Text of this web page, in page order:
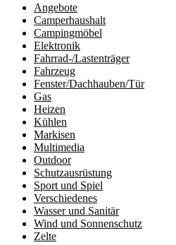
Angebote
Camperhaushalt
Campingmöbel
Elektronik
Fahrrad-/Lastenträger
Fahrzeug
Fenster/Dachhauben/Tür
Gas
Heizen
Kühlen
Markisen
Multimedia
Outdoor
Schutzausrüstung
Sport und Spiel
Verschiedenes
Wasser und Sanitär
Wind und Sonnenschutz
Zelte